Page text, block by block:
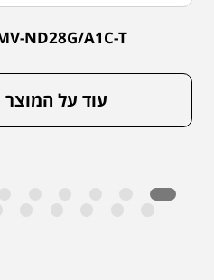
ND28G/A1C-T
עוד על המוצר